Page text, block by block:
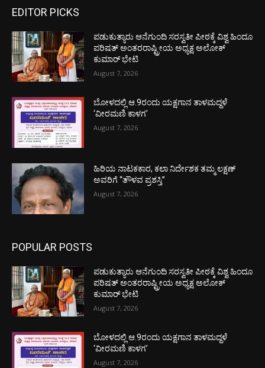
EDITOR PICKS
ಪಡುಕುತ್ಯಾರು ಆನೆಗುಂದಿ ಸರಸ್ವತೀ ಪೀಠಕ್ಕೆ ವಿಶ್ವ ಹಿಂದೂ
ಪರಿಷತ್ ಅಂತರರಾಷ್ಟ್ರೀಯ ಅಧ್ಯಕ್ಷ ಅಲೋಕ್
ಕುಮಾರ್ ಭೇಟಿ
August 7, 2026
ಬೋಳದಲ್ಲಿ ಆ.9ರಂದು ಯಕ್ಷಗಾನ ತಾಳಮದ್ದಳೆ
‘ವೀರಮಣಿ ಕಾಳಗ’
August 7, 2026
ಹಿರಿಯ ನಾಟಕಕಾರ, ಕಲಾ ನಿರ್ದೇಶಕ ತಮ್ಮ ಲಕ್ಷಣ್
ಅವರಿಗೆ “ತೌಳವ ಪ್ರಶಸ್ತಿ”
August 7, 2026
POPULAR POSTS
ಪಡುಕುತ್ಯಾರು ಆನೆಗುಂದಿ ಸರಸ್ವತೀ ಪೀಠಕ್ಕೆ ವಿಶ್ವ ಹಿಂದೂ
ಪರಿಷತ್ ಅಂತರರಾಷ್ಟ್ರೀಯ ಅಧ್ಯಕ್ಷ ಅಲೋಕ್
ಕುಮಾರ್ ಭೇಟಿ
August 7, 2026
ಬೋಳದಲ್ಲಿ ಆ.9ರಂದು ಯಕ್ಷಗಾನ ತಾಳಮದ್ದಳೆ
‘ವೀರಮಣಿ ಕಾಳಗ’
August 7, 2026